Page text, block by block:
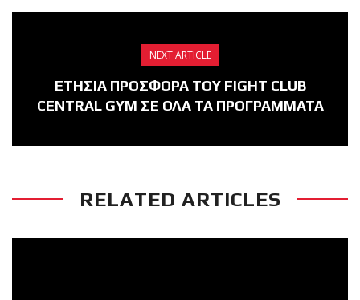
NEXT ARTICLE
ΕΤΗΣΙΑ ΠΡΟΣΦΟΡΑ ΤΟΥ FIGHT CLUB
CENTRAL GYM ΣΕ ΟΛΑ ΤΑ ΠΡΟΓΡΑΜΜΑΤΑ
RELATED ARTICLES